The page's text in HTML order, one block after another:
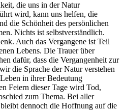
die uns in der Natur
wird, kann uns helfen, die
die Schönheit des persönlichen
Nichts ist selbstverständlich.
Auch das Vergangene ist Teil
Lebens. Die Trauer über
dafür, dass die Vergangenheit zur
die Sprache der Natur verstehen
in ihrer Bedeutung
Feiern dieser Tage wird Tod,
zum Thema. Bei aller
dennoch die Hoffnung auf die